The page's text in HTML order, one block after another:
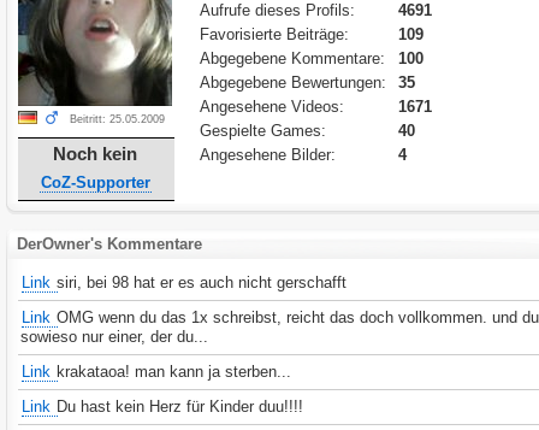
Beitritt: 25.05.2009
Noch kein
CoZ-Supporter
Aufrufe dieses Profils:
4691
Favorisierte Beiträge:
109
Abgegebene Kommentare:
100
Abgegebene Bewertungen:
35
Angesehene Videos:
1671
Gespielte Games:
40
Angesehene Bilder:
4
DerOwner's Kommentare
Link siri, bei 98 hat er es auch nicht gerschafft
Link OMG wenn du das 1x schreibst, reicht das doch vollkommen. und
sowieso nur einer, der du...
Link krakataoa! man kann ja sterben...
Link Du hast kein Herz für Kinder duu!!!!